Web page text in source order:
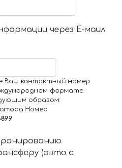
через Е-маил
Ваш контактный номер
формате.
образом:
Номер
(авто с